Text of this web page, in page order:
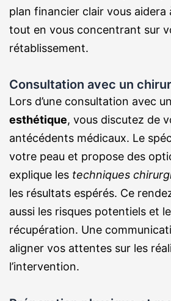
plan financier clair vous aidera
tout en vous concentrant sur
rétablissement.
Consultation avec un
Lors d’une consultation avec un
esthétique, vous discutez de
antécédents médicaux. Le
votre peau et propose des
explique les techniques
les résultats espérés. Ce
aussi les risques potentiels et
récupération. Une
aligner vos attentes sur les
l’intervention.